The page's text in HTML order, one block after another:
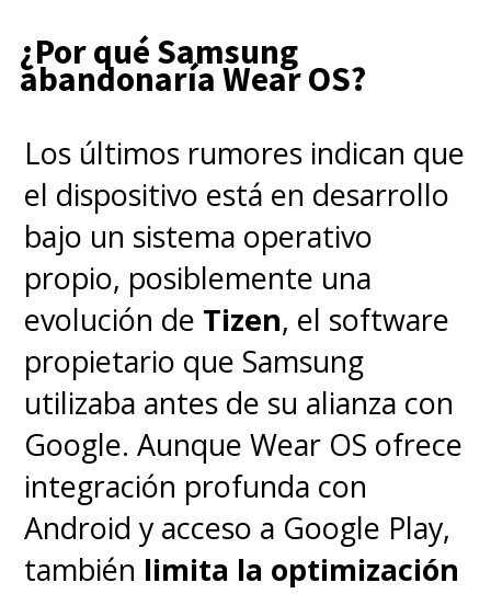
¿Por qué Samsung
abandonaría Wear OS?
Los últimos rumores indican que
el dispositivo está en desarrollo
bajo un sistema operativo
propio, posiblemente una
evolución de Tizen, el software
propietario que Samsung
utilizaba antes de su alianza con
Google. Aunque Wear OS ofrece
integración profunda con
Android y acceso a Google Play,
también limita la optimización